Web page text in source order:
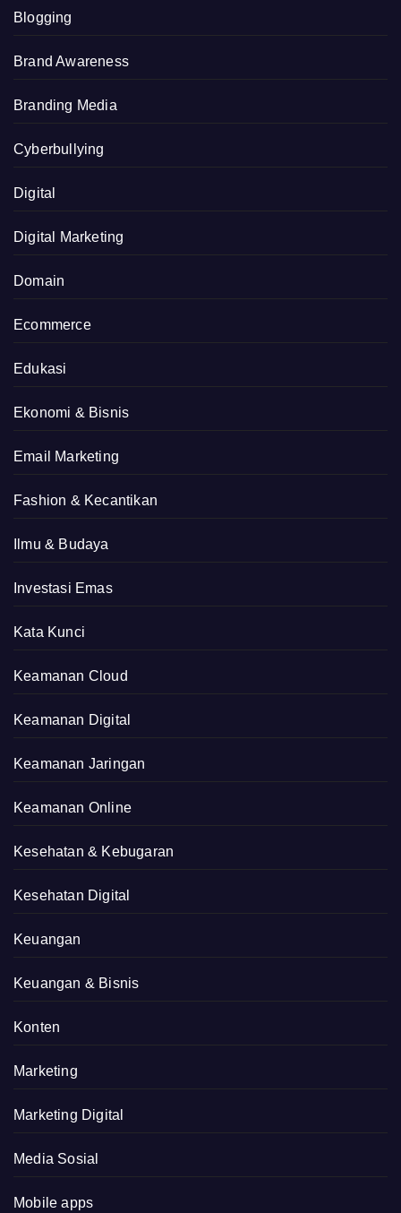
Blogging
Brand Awareness
Branding Media
Cyberbullying
Digital
Digital Marketing
Domain
Ecommerce
Edukasi
Ekonomi & Bisnis
Email Marketing
Fashion & Kecantikan
Ilmu & Budaya
Investasi Emas
Kata Kunci
Keamanan Cloud
Keamanan Digital
Keamanan Jaringan
Keamanan Online
Kesehatan & Kebugaran
Kesehatan Digital
Keuangan
Keuangan & Bisnis
Konten
Marketing
Marketing Digital
Media Sosial
Mobile apps